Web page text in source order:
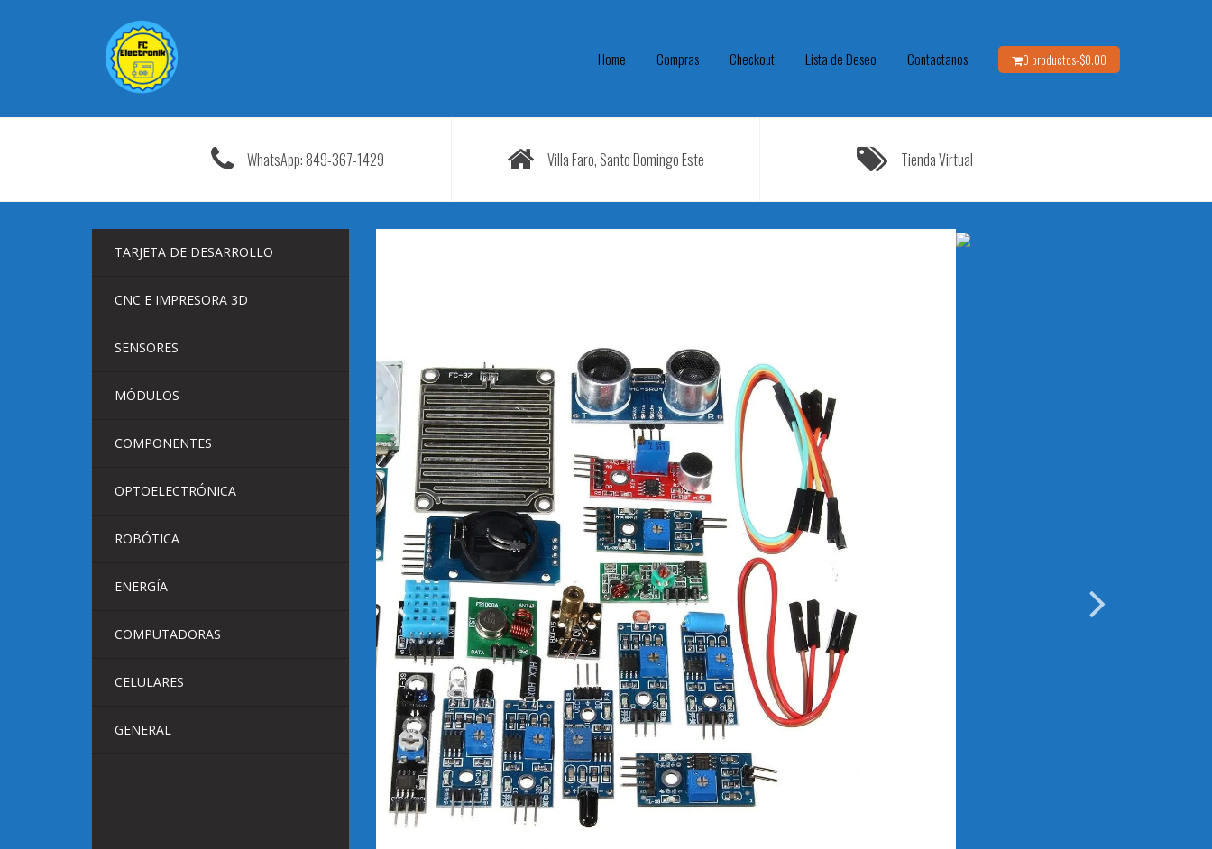
Home Compras Checkout Lista de Deseo Contactanos 0 productos-$0.00
WhatsApp: 849-367-1429 Villa Faro, Santo Domingo Este Tienda Virtual
TARJETA DE DESARROLLO
CNC E IMPRESORA 3D
SENSORES
MÓDULOS
COMPONENTES
OPTOELECTRÓNICA
ROBÓTICA
ENERGÍA
COMPUTADORAS
CELULARES
GENERAL